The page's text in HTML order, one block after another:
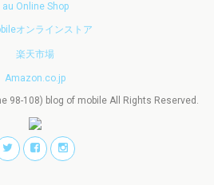
au Online Shop
オンラインストア
楽天市場
Amazon.co.jp
98-108) blog of mobile All Rights Reserved.